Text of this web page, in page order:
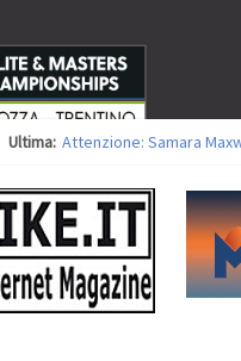
Ultima: Attenzione: Samara
Europei XCO: vittorie
35ª Marathon Bike della
Europei MTB: il Team